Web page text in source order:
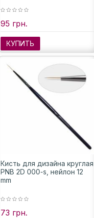
95 грн.
КУПИТЬ
Кисть для дизайна круглая
PNB 2D 000-s, нейлон 12
mm
73 грн.